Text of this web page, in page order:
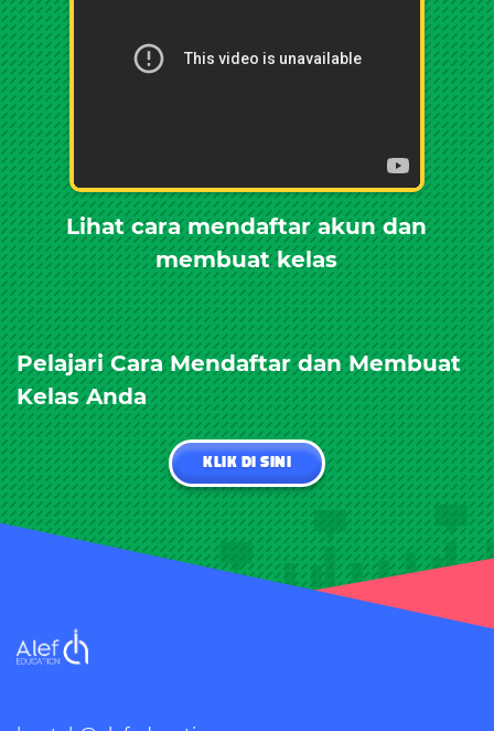
Lihat cara mendaftar akun dan
membuat kelas
Pelajari Cara Mendaftar dan Membuat
Kelas Anda
KLIK DI SINI